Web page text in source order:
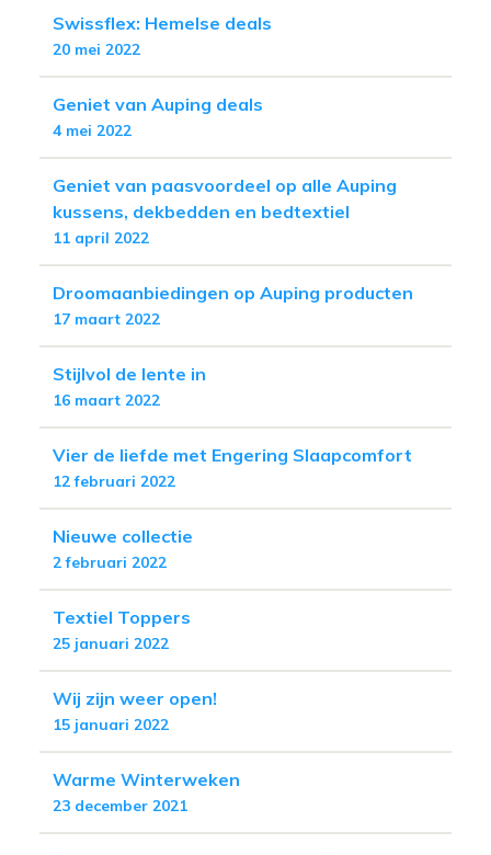
Swissflex: Hemelse deals
20 mei 2022
Geniet van Auping deals
4 mei 2022
Geniet van paasvoordeel op alle Auping
kussens, dekbedden en bedtextiel
11 april 2022
Droomaanbiedingen op Auping producten
17 maart 2022
Stijlvol de lente in
16 maart 2022
Vier de liefde met Engering Slaapcomfort
12 februari 2022
Nieuwe collectie
2 februari 2022
Textiel Toppers
25 januari 2022
Wij zijn weer open!
15 januari 2022
Warme Winterweken
23 december 2021